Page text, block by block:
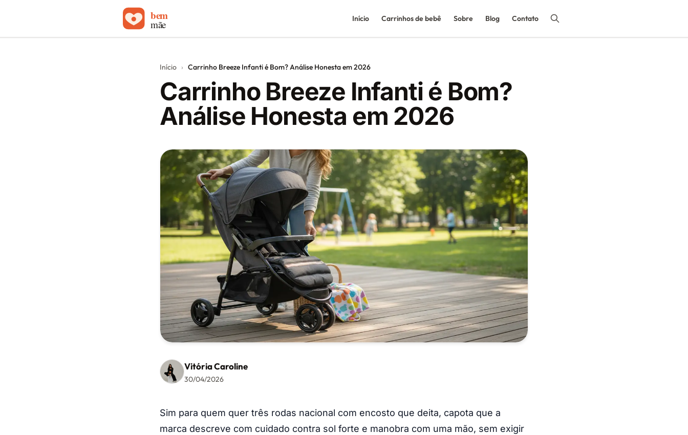
Início Carrinhos de bebê Sobre Blog Contato
Início › Carrinho Breeze Infanti é Bom? Análise Honesta em 2026
Carrinho Breeze Infanti é Bom?
Análise Honesta em 2026
Vitória Caroline
30/04/2026
Sim para quem quer três rodas nacional com encosto que deita, capota que a
marca descreve com cuidado contra sol forte e manobra com uma mão, sem exigir